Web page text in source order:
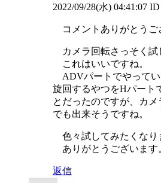
2022/09/28(水) 04:41:07
コメントありがとうご
カメラ回転さっそく試
これはいいですね。
ADVパートでやってい
旋回するやつをHパート
とだったのですが、カ
でも出来そうですね。
色々試してみたくなり
ありがとうございます
返信